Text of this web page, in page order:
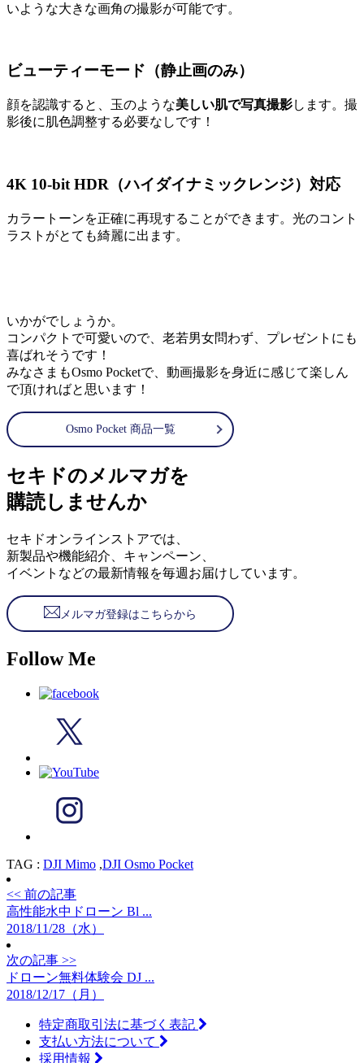
いような大きな画角の撮影が可能です。
ビューティーモード（静止画のみ）
顔を認識すると、玉のような美しい肌で写真撮影します。撮
影後に肌色調整する必要なしです！
4K 10-bit HDR （ハイダイナミックレンジ）対応
カラートーンを正確に再現することができます。光のコント
ラストがとても綺麗に出ます。
いかがでしょうか。
コンパクトで可愛いので、老若男女問わず、プレゼントにも
喜ばれそうです！
みなさまもOsmo Pocketで、動画撮影を身近に感じて楽しん
で頂ければと思います！
Osmo Pocket 商品一覧
セキドのメルマガを
購読しませんか
セキドオンラインストアでは、
新製品や機能紹介、キャンペーン、
イベントなどの最新情報を毎週お届けしています。
メルマガ登録はこちらから
Follow Me
TAG : DJI Mimo ,DJI Osmo Pocket
<< 前の記事
高性能水中ドローン Bl ...
2018/11/28（水）
次の記事 >>
ドローン無料体験会 DJ ...
2018/12/17（月）
特定商取引法に基づく表記
支払い方法について
採用情報